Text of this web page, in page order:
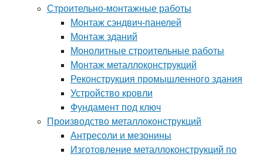
Строительно-монтажные работы
Монтаж сэндвич-панелей
Монтаж зданий
Монолитные строительные работы
Монтаж металлоконструкций
Реконструкция промышленного здания
Устройство кровли
Фундамент под ключ
Производство металлоконструкций
Антресоли и мезонины
Изготовление металлоконструкций по